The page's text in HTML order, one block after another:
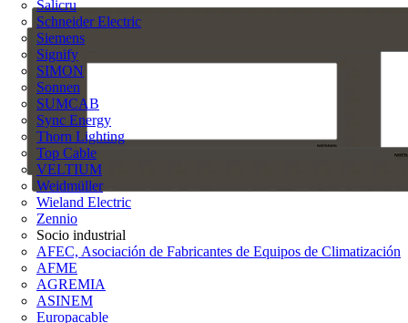
Salicru
Schneider Electric
Siemens
Signify
SIMON
Sonnen
SUMCAB
Sync Energy
Thorn Lighting
Top Cable
VELTIUM
Weidmüller
Wieland Electric
Zennio
Socio industrial
AFEC, Asociación de Fabricantes de Equipos de Climatización
AFME
AGREMIA
ASINEM
Europacable